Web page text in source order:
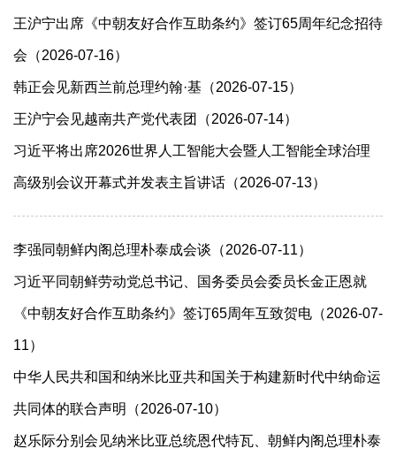
王沪宁出席《中朝友好合作互助条约》签订65周年纪念招待
会（2026-07-16）
韩正会见新西兰前总理约翰·基（2026-07-15）
王沪宁会见越南共产党代表团（2026-07-14）
习近平将出席2026世界人工智能大会暨人工智能全球治理
高级别会议开幕式并发表主旨讲话（2026-07-13）
李强同朝鲜内阁总理朴泰成会谈（2026-07-11）
习近平同朝鲜劳动党总书记、国务委员会委员长金正恩就
《中朝友好合作互助条约》签订65周年互致贺电（2026-07-
11）
中华人民共和国和纳米比亚共和国关于构建新时代中纳命运
共同体的联合声明（2026-07-10）
赵乐际分别会见纳米比亚总统恩代特瓦、朝鲜内阁总理朴泰